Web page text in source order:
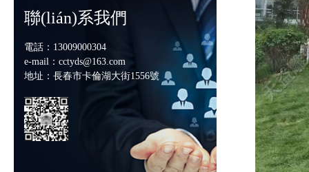
聯(lián)系我們
電話：13009000304
e-mail：cctyds@163.com
地址：長春市卡倫湖大街1556號